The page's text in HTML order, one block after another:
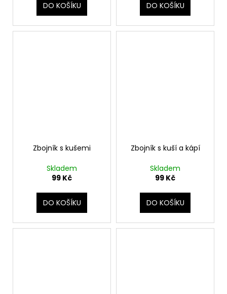
DO KOŠÍKU DO KOŠÍKU
Zbojník s kušemi
Skladem
99 Kč
DO KOŠÍKU
Zbojník s kuší a kápí
Skladem
99 Kč
DO KOŠÍKU